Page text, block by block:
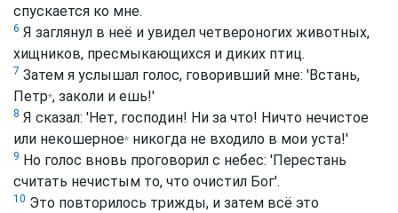
спускается ко мне.
6 Я заглянул в неё и увидел четвероногих животных,
хищников, пресмыкающихся и диких птиц.
7 Затем я услышал голос, говоривший мне: 'Встань,
Петр*, заколи и ешь!'
8 Я сказал: 'Нет, господин! Ни за что! Ничто нечистое
или некошерное* никогда не входило в мои уста!'
9 Но голос вновь проговорил с небес: 'Перестань
считать нечистым то, что очистил Бог'.
10 Это повторилось трижды, и затем всё это